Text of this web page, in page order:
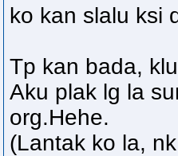
ko kan slalu ksi
Tp kan bada,
Aku plak lg la
org.Hehe.
(Lantak ko la,